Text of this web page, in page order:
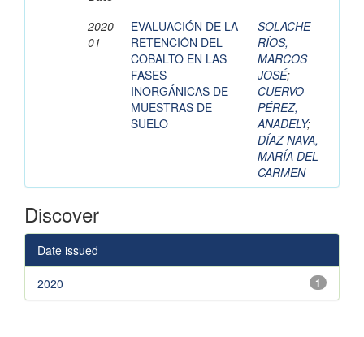
2020-
01
EVALUACIÓN DE LA
RETENCIÓN DEL
COBALTO EN LAS
FASES
INORGÁNICAS DE
MUESTRAS DE
SUELO
SOLACHE
RÍOS,
MARCOS
JOSÉ;
CUERVO
PÉREZ,
ANADELY;
DÍAZ NAVA,
MARÍA DEL
CARMEN
Discover
Date issued
1
2020